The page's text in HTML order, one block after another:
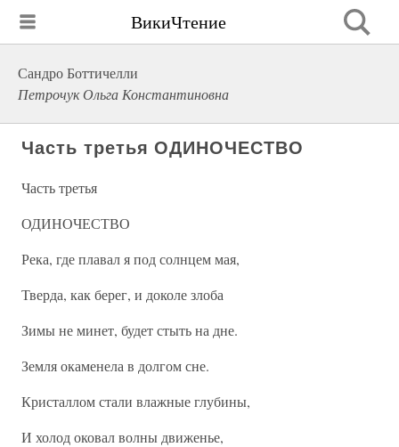
ВикиЧтение
Сандро Боттичелли
Петрочук Ольга Константиновна
Часть третья ОДИНОЧЕСТВО
Часть третья
ОДИНОЧЕСТВО
Река, где плавал я под солнцем мая,
Тверда, как берег, и доколе злоба
Зимы не минет, будет стыть на дне.
Земля окаменела в долгом сне.
Кристаллом стали влажные глубины,
И холод оковал волны движенье,